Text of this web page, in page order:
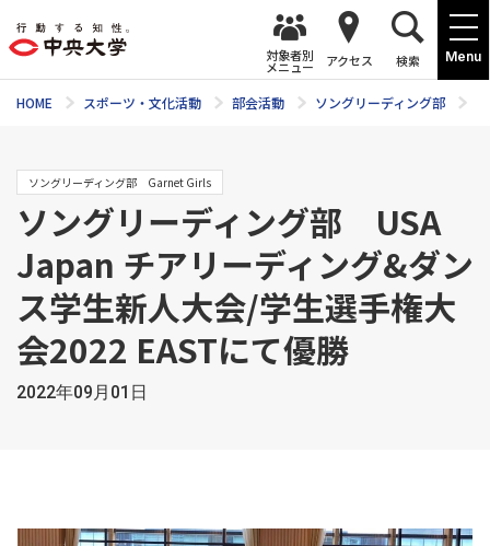
Menu
対象者別
メニュー アクセス 検索
HOME スポーツ・文化活動 部会活動 ソングリーディング部
ソングリーディング部 Garnet Girls
ソングリーディング部 USA
Japan チアリーディング&ダン
ス学生新人大会/学生選手権大
会2022 EASTにて優勝
2022年09月01日